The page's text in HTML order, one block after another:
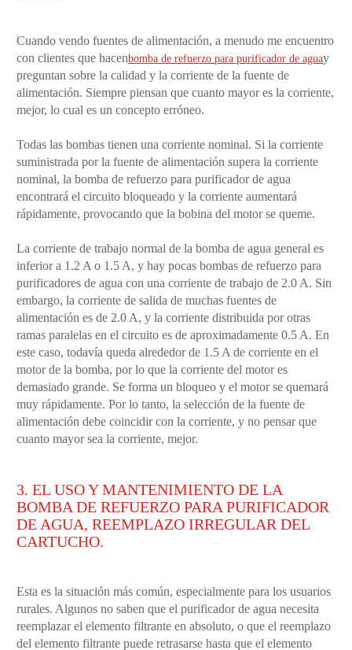
Cuando vendo fuentes de alimentación, a menudo me encuentro
con clientes que hacenbomba de refuerzo para purificador de aguay
preguntan sobre la calidad y la corriente de la fuente de
alimentación. Siempre piensan que cuanto mayor es la corriente,
mejor, lo cual es un concepto erróneo.
Todas las bombas tienen una corriente nominal. Si la corriente
suministrada por la fuente de alimentación supera la corriente
nominal, la bomba de refuerzo para purificador de agua
encontrará el circuito bloqueado y la corriente aumentará
rápidamente, provocando que la bobina del motor se queme.
La corriente de trabajo normal de la bomba de agua general es
inferior a 1.2 A o 1.5 A, y hay pocas bombas de refuerzo para
purificadores de agua con una corriente de trabajo de 2.0 A. Sin
embargo, la corriente de salida de muchas fuentes de
alimentación es de 2.0 A, y la corriente distribuida por otras
ramas paralelas en el circuito es de aproximadamente 0.5 A. En
este caso, todavía queda alrededor de 1.5 A de corriente en el
motor de la bomba, por lo que la corriente del motor es
demasiado grande. Se forma un bloqueo y el motor se quemará
muy rápidamente. Por lo tanto, la selección de la fuente de
alimentación debe coincidir con la corriente, y no pensar que
cuanto mayor sea la corriente, mejor.
3. EL USO Y MANTENIMIENTO DE LA
BOMBA DE REFUERZO PARA PURIFICADOR
DE AGUA, REEMPLAZO IRREGULAR DEL
CARTUCHO.
Esta es la situación más común, especialmente para los usuarios
rurales. Algunos no saben que el purificador de agua necesita
reemplazar el elemento filtrante en absoluto, o que el reemplazo
del elemento filtrante puede retrasarse hasta que el elemento